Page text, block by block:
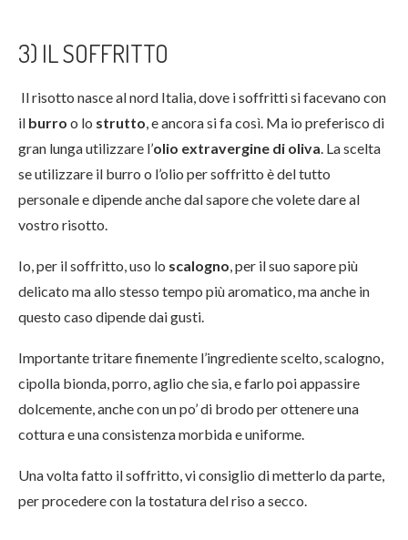
3) IL SOFFRITTO
Il risotto nasce al nord Italia, dove i soffritti si facevano con
il burro o lo strutto , e ancora si fa così. Ma io preferisco di
gran lunga utilizzare l’olio extravergine di oliva . La scelta
se utilizzare il burro o l’olio per soffritto è del tutto
personale e dipende anche dal sapore che volete dare al
vostro risotto.
Io, per il soffritto, uso lo scalogno , per il suo sapore più
delicato ma allo stesso tempo più aromatico, ma anche in
questo caso dipende dai gusti.
Importante tritare finemente l’ingrediente scelto, scalogno,
cipolla bionda, porro, aglio che sia, e farlo poi appassire
dolcemente, anche con un po’ di brodo per ottenere una
cottura e una consistenza morbida e uniforme.
Una volta fatto il soffritto, vi consiglio di metterlo da parte,
per procedere con la tostatura del riso a secco.